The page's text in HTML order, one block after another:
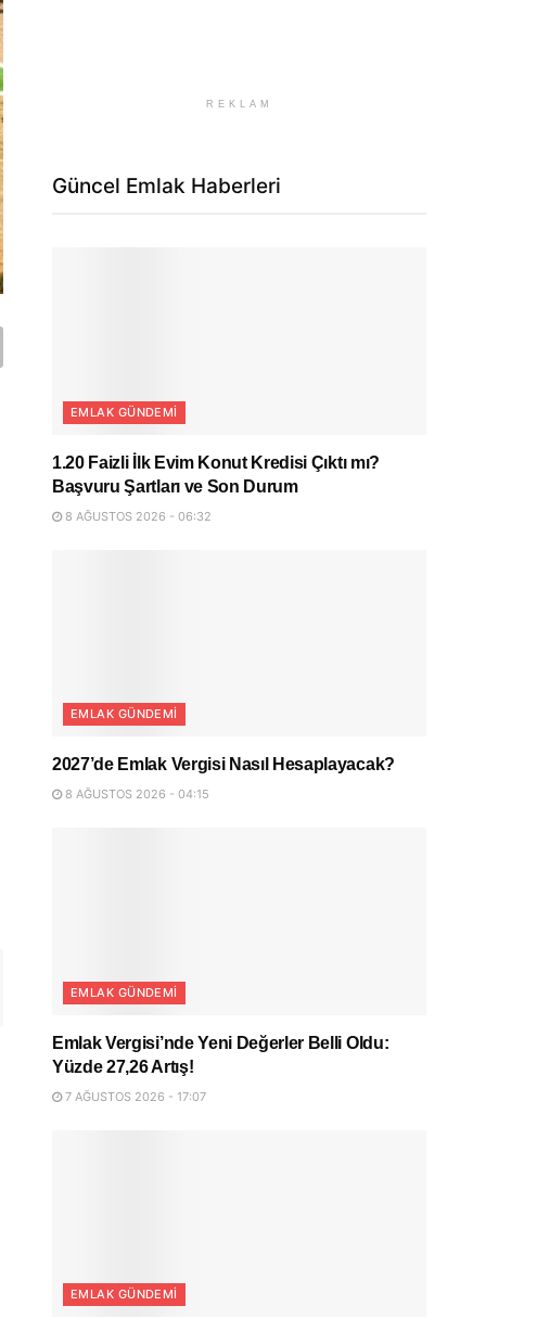
REKLAM
Güncel Emlak Haberleri
EMLAK GÜNDEMI
1.20 Faizli İlk Evim Konut Kredisi Çıktı mı?
Başvuru Şartları ve Son Durum
8 AĞUSTOS 2026 - 06:32
EMLAK GÜNDEMI
2027’de Emlak Vergisi Nasıl Hesaplayacak?
8 AĞUSTOS 2026 - 04:15
EMLAK GÜNDEMI
Emlak Vergisi’nde Yeni Değerler Belli Oldu:
Yüzde 27,26 Artış!
7 AĞUSTOS 2026 - 17:07
EMLAK GÜNDEMI